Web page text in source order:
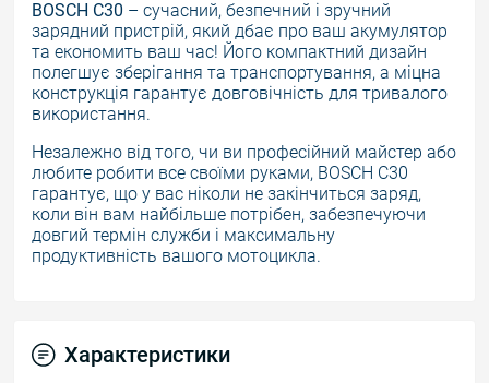
BOSCH C30 – сучасний, безпечний і зручний
зарядний пристрій, який дбає про ваш акумулятор
та економить ваш час! Його компактний дизайн
полегшує зберігання та транспортування, а міцна
конструкція гарантує довговічність для тривалого
використання.
Незалежно від того, чи ви професійний майстер або
любите робити все своїми руками, BOSCH C30
гарантує, що у вас ніколи не закінчиться заряд,
коли він вам найбільше потрібен, забезпечуючи
довгий термін служби і максимальну
продуктивність вашого мотоцикла.
Характеристики